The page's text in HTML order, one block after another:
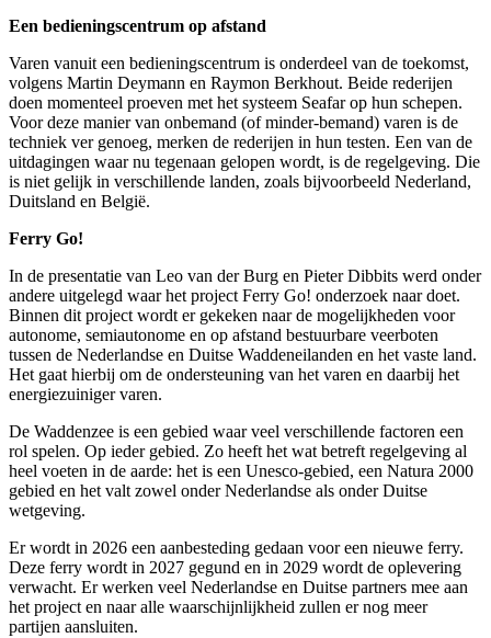
Een bedieningscentrum op afstand
Varen vanuit een bedieningscentrum is onderdeel van de toekomst,
volgens Martin Deymann en Raymon Berkhout. Beide rederijen
doen momenteel proeven met het systeem Seafar op hun schepen.
Voor deze manier van onbemand (of minder-bemand) varen is de
techniek ver genoeg, merken de rederijen in hun testen. Een van de
uitdagingen waar nu tegenaan gelopen wordt, is de regelgeving. Die
is niet gelijk in verschillende landen, zoals bijvoorbeeld Nederland,
Duitsland en België.
Ferry Go!
In de presentatie van Leo van der Burg en Pieter Dibbits werd onder
andere uitgelegd waar het project Ferry Go! onderzoek naar doet.
Binnen dit project wordt er gekeken naar de mogelijkheden voor
autonome, semiautonome en op afstand bestuurbare veerboten
tussen de Nederlandse en Duitse Waddeneilanden en het vaste land.
Het gaat hierbij om de ondersteuning van het varen en daarbij het
energiezuiniger varen.
De Waddenzee is een gebied waar veel verschillende factoren een
rol spelen. Op ieder gebied. Zo heeft het wat betreft regelgeving al
heel voeten in de aarde: het is een Unesco-gebied, een Natura 2000
gebied en het valt zowel onder Nederlandse als onder Duitse
wetgeving.
Er wordt in 2026 een aanbesteding gedaan voor een nieuwe ferry.
Deze ferry wordt in 2027 gegund en in 2029 wordt de oplevering
verwacht. Er werken veel Nederlandse en Duitse partners mee aan
het project en naar alle waarschijnlijkheid zullen er nog meer
partijen aansluiten.